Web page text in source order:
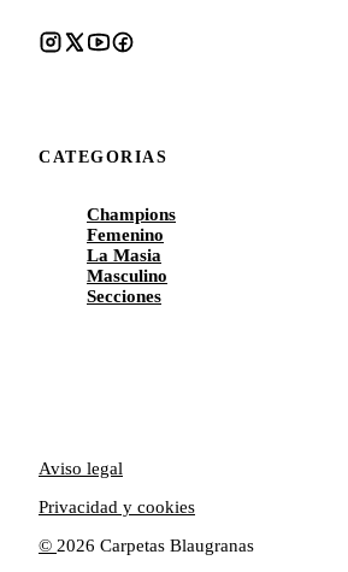
CATEGORIAS
Champions
Femenino
La Masia
Masculino
Secciones
© 2026 Carpetas Blaugranas
Aviso legal
Privacidad y cookies